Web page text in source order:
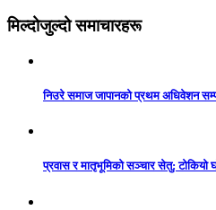
मिल्दोजुल्दो समाचारहरू
निउरे समाज जापानको प्रथम अधिवेशन
प्रवास र मातृभूमिको सञ्चार सेतु: टोकियो